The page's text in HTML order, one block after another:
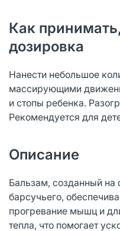
Как
дозировка
Нанести небольшое
массирующими
и стопы ребенка.
Рекомендуется для
Описание
Бальзам, созданный на
барсучьего,
прогревание мышц и
тепла, что помогает